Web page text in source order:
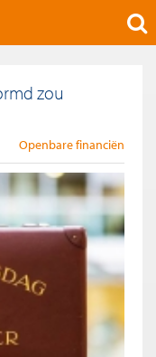
zou
Openbare financiën